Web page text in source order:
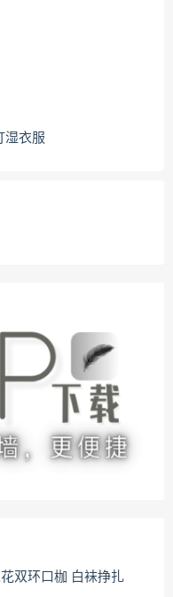
湿衣服
双环口枷 白袜挣扎